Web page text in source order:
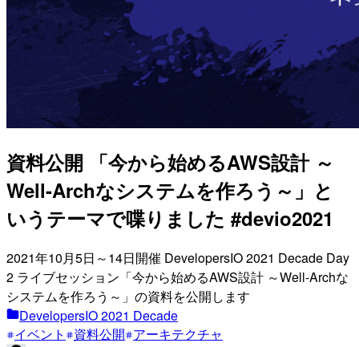
資料公開 「今から始めるAWS設計 ～
Well-Archなシステムを作ろう～」と
いうテーマで喋りました #devio2021
2021年10月5日～14日開催 DevelopersIO 2021 Decade Day
2 ライブセッション「今から始めるAWS設計 ～Well-Archな
システムを作ろう～」の資料を公開します
DevelopersIO 2021 Decade
イベント
資料公開 アーキテクチャ